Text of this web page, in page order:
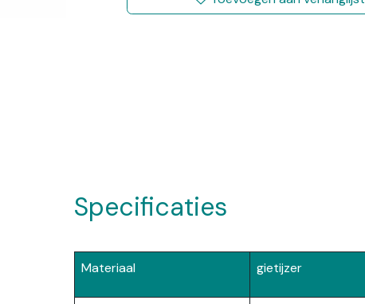
Specificaties
Materiaal gietijzer